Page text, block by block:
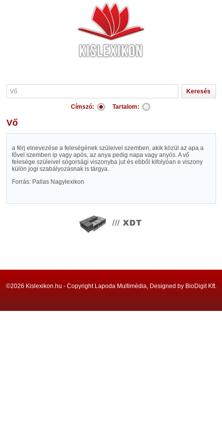
Címszó: Tartalom:
Vő
a férj elnevezése a feleségének szüleivel szemben, akik közül az apa a
fővel szemben ip vagy após, az anya pedig napa vagy anyós. A vő
felesége szüleivel sógorsági viszonyba jut és ebből kifolyóan e viszony
külön jogi szabályozásnak is tárgya.
Forrás: Pallas Nagylexikon
©2026 Kislexikon.hu - Copyright Lapoda Multimédia, Designed by BioDigit Kft.